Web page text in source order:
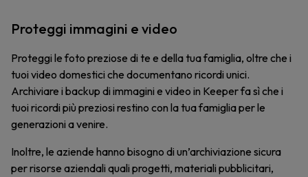
Proteggi immagini e video
Proteggi le foto preziose di te e della tua famiglia, oltre che i
tuoi video domestici che documentano ricordi unici.
Archiviare i backup di immagini e video in Keeper fa sì che i
tuoi ricordi più preziosi restino con la tua famiglia per le
generazioni a venire.
Inoltre, le aziende hanno bisogno di un’archiviazione sicura
per risorse aziendali quali progetti, materiali pubblicitari,